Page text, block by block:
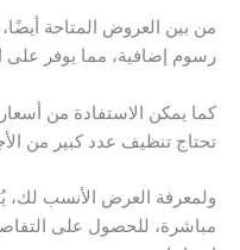
من بين العروض المتاحة
رسوم إضافية، مما يوفر
كما يمكن الاستفادة من
تحتاج تنظيف عدد كبير من
ولمعرفة العرض الأنسب لك،
مباشرة، للحصول على